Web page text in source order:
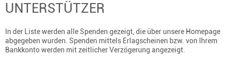
UNTERSTÜTZER
In der Liste werden alle Spenden gezeigt, die über unsere Homepage
abgegeben wurden. Spenden mittels Erlagscheinen bzw. von Ihrem
Bankkonto werden mit zeitlicher Verzögerung angezeigt.